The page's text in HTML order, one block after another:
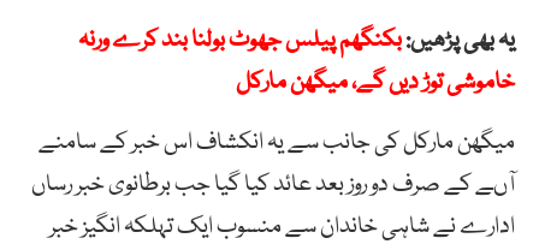
یہ بھی پڑھیں:بکنگھم پیلس جھوٹ بولنا بند کرے ورنہ
خاموشی توڑ دیں گے، میگھن مارکل
میگھن مارکل کی جانب سے یہ انکشاف اس خبر کے سامنے
آںے کے صرف دو روز بعد عائد کیا گیا جب برطانوی خبر رساں
ادارے نے شاہی خاندان سے منسوب ایک تہلکہ انگیز خبر